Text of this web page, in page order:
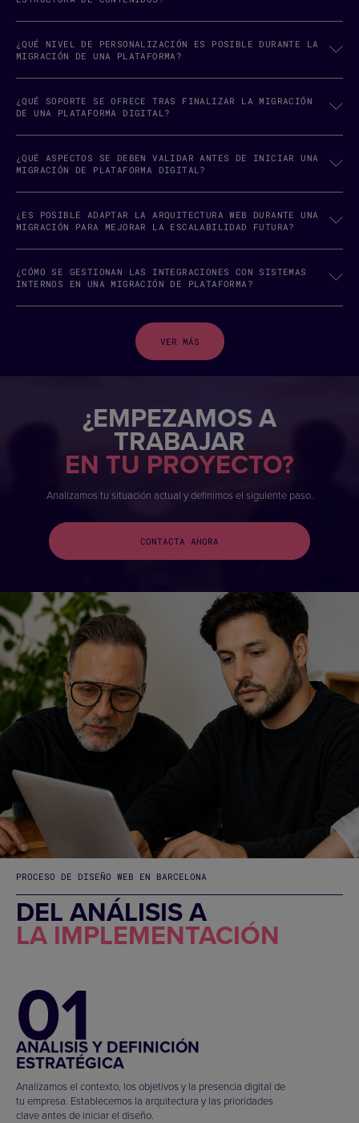
¿QUÉ NIVEL DE PERSONALIZACIÓN ES POSIBLE DURANTE LA
MIGRACIÓN DE UNA PLATAFORMA?
¿QUÉ SOPORTE SE OFRECE TRAS FINALIZAR LA MIGRACIÓN
DE UNA PLATAFORMA DIGITAL?
¿QUÉ ASPECTOS SE DEBEN VALIDAR ANTES DE INICIAR UNA
MIGRACIÓN DE PLATAFORMA DIGITAL?
¿ES POSIBLE ADAPTAR LA ARQUITECTURA WEB DURANTE UNA
MIGRACIÓN PARA MEJORAR LA ESCALABILIDAD FUTURA?
¿CÓMO SE GESTIONAN LAS INTEGRACIONES CON SISTEMAS
INTERNOS EN UNA MIGRACIÓN DE PLATAFORMA?
VER MÁS
¿EMPEZAMOS A
TRABAJAR
EN TU PROYECTO?
Analizamos tu situación actual y definimos el siguiente paso.
CONTACTA AHORA
PROCESO DE DISEÑO WEB EN BARCELONA
DEL ANÁLISIS A
LA IMPLEMENTACIÓN
01
ANÁLISIS Y DEFINICIÓN
ESTRATÉGICA
Analizamos el contexto, los objetivos y la presencia digital de
tu empresa. Establecemos la arquitectura y las prioridades
clave antes de iniciar el diseño.